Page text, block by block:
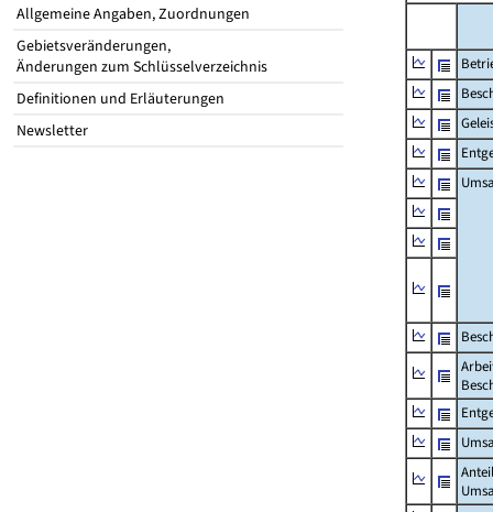
Allgemeine Angaben, Zuordnungen
Gebietsveränderungen,
Änderungen zum Schlüsselverzeichnis
Definitionen und Erläuterungen
Newsletter